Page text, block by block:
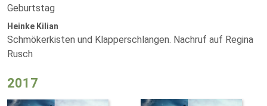
Geburtstag
Heinke Kilian
Schmökerkisten und Klapperschlangen. Nachruf auf Regina
Rusch
2017